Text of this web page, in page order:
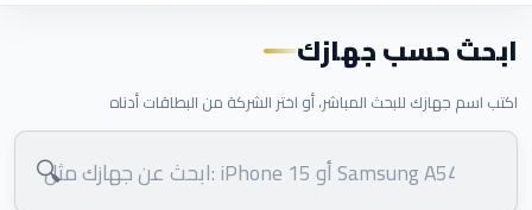
ابحث حسب جهازك
اكتب اسم جهازك للبحث المباشر، أو اختر الشركة من البطاقات أدناه
🔍